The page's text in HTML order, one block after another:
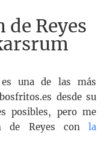
de Reyes
una de las más
desde su
posibles, pero me
de Reyes conla